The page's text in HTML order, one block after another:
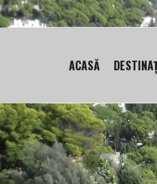
ACASĂ